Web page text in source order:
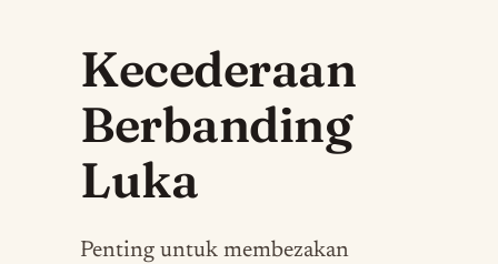
Kecederaan
Berbanding
Luka
Penting untuk membezakan